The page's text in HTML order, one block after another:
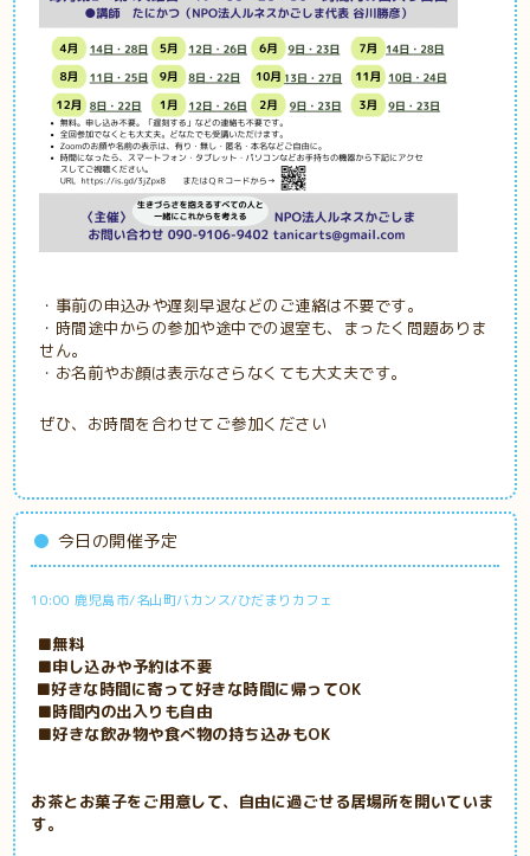
・事前の申込みや遅刻早退などのご連絡は不要です。
・時間途中からの参加や途中での退室も、まったく問題ありま
せん。
・お名前やお顔は表示なさらなくても大丈夫です。
ぜひ、お時間を合わせてご参加ください
今日の開催予定
10:00 鹿児島市/名山町バカンス/ひだまりカフェ
■無料
■申し込みや予約は不要
■好きな時間に寄って好きな時間に帰ってOK
■時間内の出入りも自由
■好きな飲み物や食べ物の持ち込みもOK
お茶とお菓子をご用意して、自由に過ごせる居場所を開いていま
す。